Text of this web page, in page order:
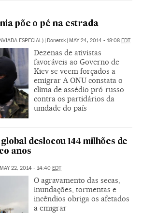
põe o pé na estrada
ESPECIAL) | Donetsk | MAY 24, 2014 - 18:08 EDT
Dezenas de ativistas
favoráveis ao Governo de
Kiev se veem forçados a
emigrar A ONU constata o
clima de assédio pró-russo
contra os partidários da
unidade do país
deslocou 144 milhões de
anos
MAY 22, 2014 - 14:40 EDT
O agravamento das secas,
inundações, tormentas e
incêndios obriga os afetados
a emigrar